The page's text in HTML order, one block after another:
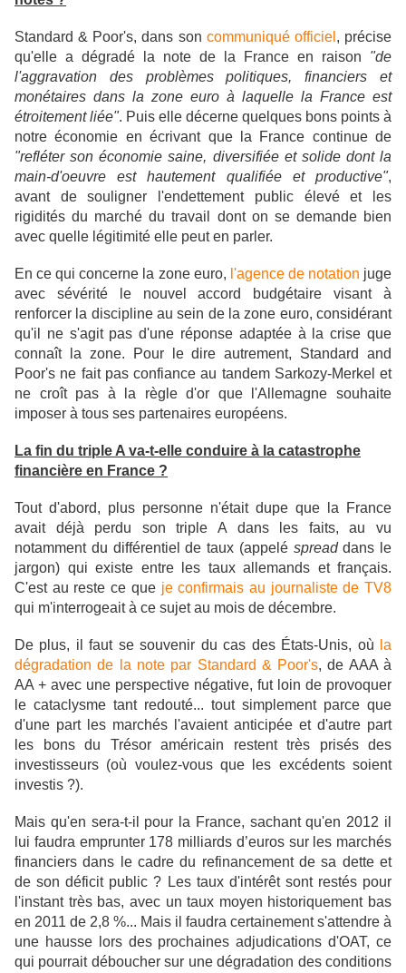
Standard & Poor's, dans son communiqué officiel , précise
qu'elle a dégradé la note de la France en raison "de
l'aggravation des problèmes politiques, financiers et
monétaires dans la zone euro à laquelle la France est
étroitement liée". Puis elle décerne quelques bons points à
notre économie en écrivant que la France continue de
"refléter son économie saine, diversifiée et solide dont la
main-d'oeuvre est hautement qualifiée et productive",
avant de souligner l'endettement public élevé et les
rigidités du marché du travail dont on se demande bien
avec quelle légitimité elle peut en parler.
En ce qui concerne la zone euro, l'agence de notation juge
avec sévérité le nouvel accord budgétaire visant à
renforcer la discipline au sein de la zone euro, considérant
qu'il ne s'agit pas d'une réponse adaptée à la crise que
connaît la zone. Pour le dire autrement, Standard and
Poor's ne fait pas confiance au tandem Sarkozy-Merkel et
ne croît pas à la règle d'or que l'Allemagne souhaite
imposer à tous ses partenaires européens.
La fin du triple A va-t-elle conduire à la catastrophe
financière en France ?
Tout d'abord, plus personne n'était dupe que la France
avait déjà perdu son triple A dans les faits, au vu
notamment du différentiel de taux (appelé spreaddans le
jargon) qui existe entre les taux allemands et français.
C'est au reste ce que je confirmais au journaliste de TV8
qui m'interrogeait à ce sujet au mois de décembre.
De plus, il faut se souvenir du cas des États-Unis, où
la
dégradation de la note par Standard & Poor's, de AAA à
AA + avec une perspective négative, fut loin de provoquer
le cataclysme tant redouté... tout simplement parce que
d'une part les marchés l'avaient anticipée et d'autre part
les bons du Trésor américain restent très prisés des
investisseurs (où voulez-vous que les excédents soient
investis ?).
Mais qu'en sera-t-il pour la France, sachant qu'en 2012 il
lui faudra emprunter 178 milliards d’euros sur les marchés
financiers dans le cadre du refinancement de sa dette et
de son déficit public ? Les taux d'intérêt sont restés pour
l'instant très bas, avec un taux moyen historiquement bas
en 2011 de 2,8 %... Mais il faudra certainement s'attendre à
une hausse lors des prochaines adjudications d'OAT, ce
qui pourrait déboucher sur une dégradation des conditions